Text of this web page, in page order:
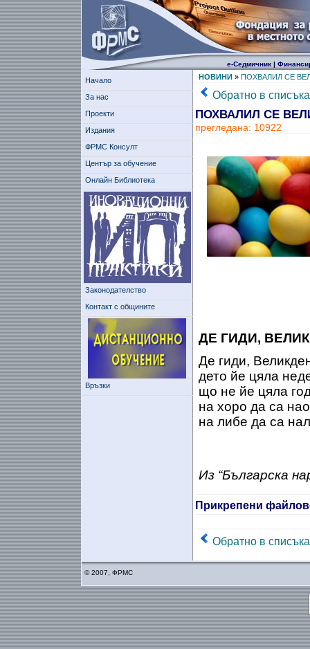
е-Седмичник|
Начало
За нас
Проекти
Издания
ФРМС Консулт
Център за обучение
Онлайн Библиотека
Законодателство
Контакт с общините
Връзки
НОВИНИ» ПОХВАЛИЛ СЕ
Обратно в списъка
ПОХВАЛИЛ СЕ
прегледана: 10922
ДЕ ГИДИ,
Де гиди,
дето йе цяла
що не йе цяла
на хоро да са
на либе да са
Из “Българска
Прикрепени
Обратно в списъка
© 2007, ФРМС